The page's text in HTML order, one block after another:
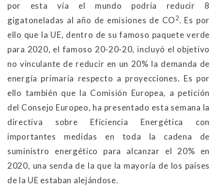
por esta vía el mundo podría reducir 8
gigatoneladas al año de emisiones de CO2. Es por
ello que la UE, dentro de su famoso paquete verde
para 2020, el famoso 20-20-20, incluyó el objetivo
no vinculante de reducir en un 20% la demanda de
energía primaria respecto a proyecciones. Es por
ello también que la Comisión Europea, a petición
del Consejo Europeo, ha presentado esta semana la
directiva sobre Eficiencia Energética con
importantes medidas en toda la cadena de
suministro energético para alcanzar el 20% en
2020, una senda de la que la mayoría de los países
de la UE estaban alejándose.